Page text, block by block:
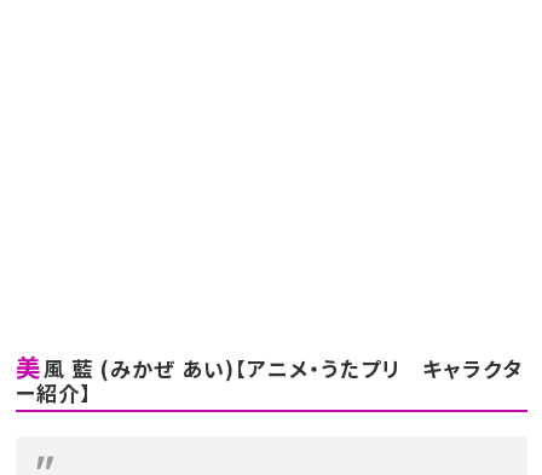
美風 藍 (みかぜ あい)【アニメ・うたプリ キャラクタ
ー紹介】